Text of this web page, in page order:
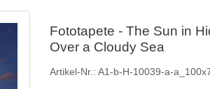
Fototapete - The Sun in
Over a Cloudy Sea
Artikel-Nr.: A1-b-H-10039-a-